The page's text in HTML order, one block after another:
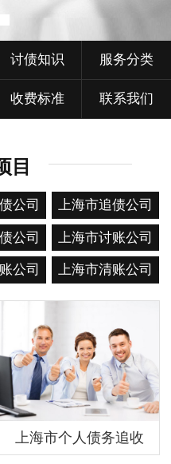
讨债知识 服务分类
收费标准 联系我们
目
公司 上海市追债公司
公司 上海市讨账公司
公司 上海市清账公司
上海市个人债务追收